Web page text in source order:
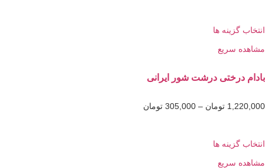
ها
سریع
درشت شور ایرانی
تومان –
305,000 تومان
ها
سریع